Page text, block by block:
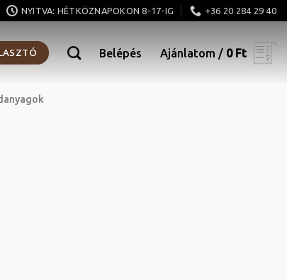
NYITVA: HÉTKÖZNAPOKON 8-17-IG +36 20 284 29 40
Belépés Ajánlatom / 0 Ft